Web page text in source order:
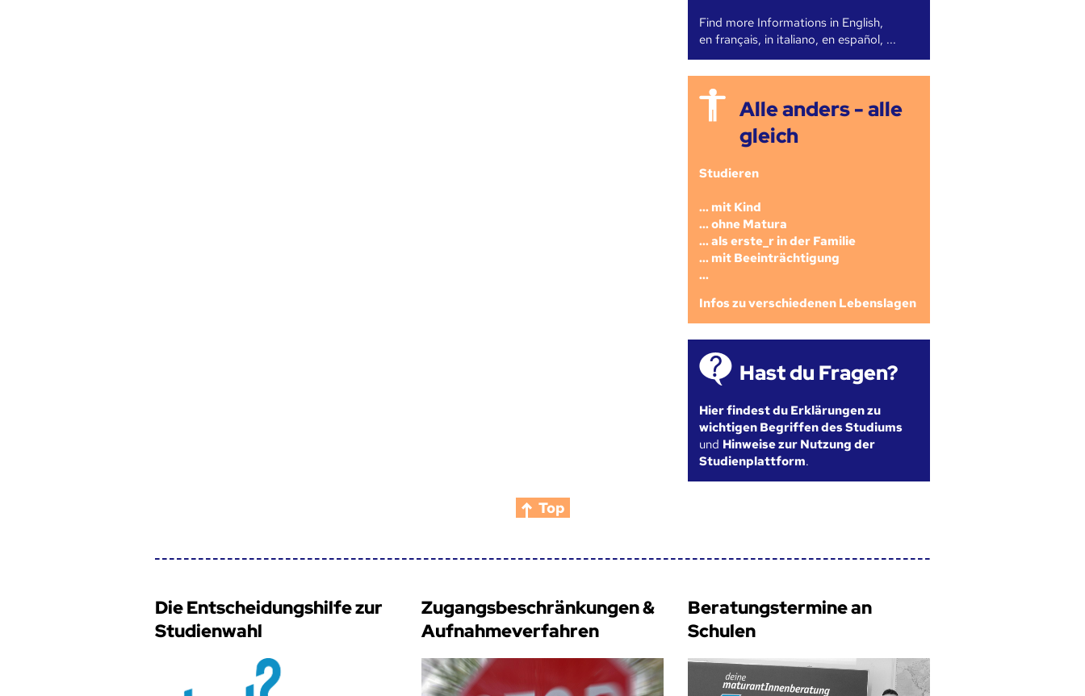
Find more Informations in English,
en français, in italiano, en español, ...
Alle anders - alle
gleich
Studieren
... mit Kind
... ohne Matura
... als erste_r in der Familie
... mit Beeinträchtigung
...
Infos zu verschiedenen Lebenslagen
Hast du Fragen?
Hier findest du Erklärungen zu
wichtigen Begriffen des Studiums
und Hinweise zur Nutzung der
Studienplattform.
Top
Die Entscheidungshilfe zur
Studienwahl
Zugangsbeschränkungen &
Aufnahmeverfahren
Beratungstermine an
Schulen